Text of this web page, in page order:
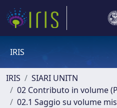
IRIS
IRIS
SIARI UNITN
02 Contributo in volume
02.1 Saggio su volume